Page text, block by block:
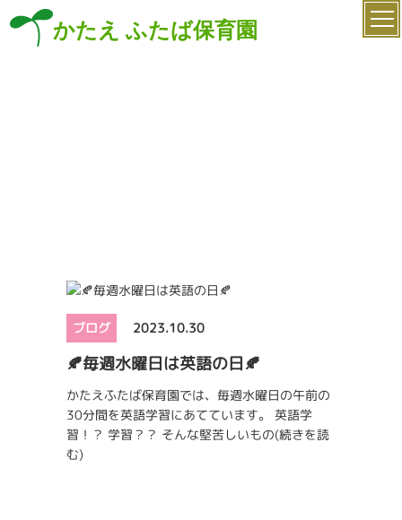
かたえ ふたば保育園
ブログ 2023.10.30
🍂毎週水曜日は英語の日🍂
かたえふたば保育園では、毎週水曜日の午前の
30分間を英語学習にあてています。 英語学
習！？ 学習？？ そんな堅苦しいもの(続きを読
む)